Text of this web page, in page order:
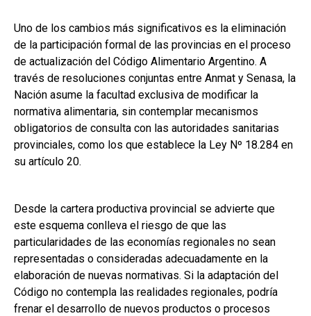
Uno de los cambios más significativos es la eliminación
de la participación formal de las provincias en el proceso
de actualización del Código Alimentario Argentino. A
través de resoluciones conjuntas entre Anmat y Senasa, la
Nación asume la facultad exclusiva de modificar la
normativa alimentaria, sin contemplar mecanismos
obligatorios de consulta con las autoridades sanitarias
provinciales, como los que establece la Ley Nº 18.284 en
su artículo 20.
Desde la cartera productiva provincial se advierte que
este esquema conlleva el riesgo de que las
particularidades de las economías regionales no sean
representadas o consideradas adecuadamente en la
elaboración de nuevas normativas. Si la adaptación del
Código no contempla las realidades regionales, podría
frenar el desarrollo de nuevos productos o procesos